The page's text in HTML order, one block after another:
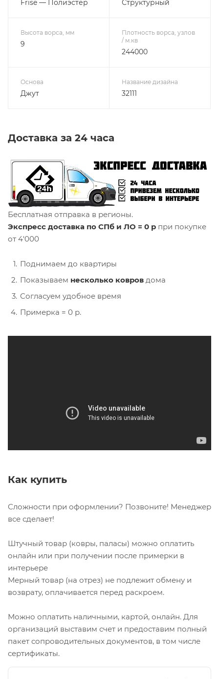
Frise — Полиэстер Структурный
Высота ворса, мм
9
Плотность ворса, узлов
/ м.кв
244000
Основа
Джут
Название дизайна
32111
Доставка за 24 часа
Бесплатная отправка в регионы.
Экспресс доставка по СПб и ЛО = 0 р при покупке
от 4'000
Поднимаем до квартиры
Показываем несколько ковров дома
Согласуем удобное время
Примерка = 0 р.
Как купить
Сложности при оформлении? Позвоните! Менеджер
все сделает!
Штучный товар (ковры, паласы) можно оплатить
онлайн или при получении после примерки в
интерьере
Мерный товар (на отрез) не подлежит обмену и
возврату, оплачивается перед раскроем.
Можно оплатить наличными, картой, онлайн. Для
организаций выставим счет и предоставим полный
пакет сопроводительных документов, в том числе
сертификаты.